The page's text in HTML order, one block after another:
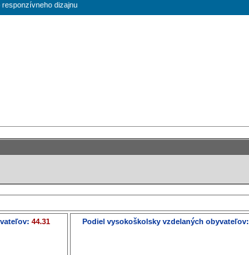
dizajnu
44.31 Podiel vysokoškolsky vzdelaných obyvateľov: